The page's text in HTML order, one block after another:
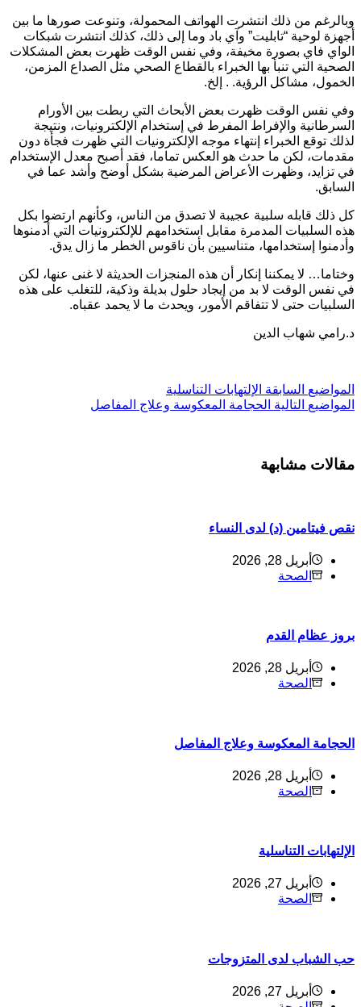
من ذلك انتشرت الهواتف المحمولة، وتنوعت صورها ما بين
لوحية “تابليت” وآي باد وما إلى ذلك، كذلك انتشرت شبكات
فاي بصورة مخيفة، وفي نفس الوقت ظهرت بعض المشكلات
التي تنبأ بها الخبراء بالقطاع الصحي مثل الصداع المزمن،
مشاكل الرؤية. . إلخ.
نفس الوقت ظهرت بعض الأبحاث التي ربطت بين الأورام
والإفراط المفرط في إستخدام الإلكترونيات، ونتيجة
توقع الخبراء إنتهاء موجه الإلكترونيات التي ظهرت فجأة دون
لكن ما حدث هو العكس تماما، فقد أصبح معدل الإستخدام
تزايد، وظهرت الأعراض المرضية بشكل أوضح وأشد عما في
ذلك قابله سلبية عجيبة لا تصدق من الناس، وكأنهم ارتضوا بكل
السلبيات المدمرة مقابل استخدامهم للإلكترونيات التي أدمنوها
إستخدامها، متناسيين بأن ناقوس الخطر ما زال يدق.
لا يمكننا إنكار أن هذه المنجزات الحديثة لا غنى عنها، لكن
نفس الوقت لا بد من إيجاد حلول بديلة وذكية، للتغلب على هذه
حتى لا تتفاقم الأمور، ويحدث ما لا يحمد عقباه.
شهاب الدين
مواضيعالسابقةالإلتهابات التناسلية
مواضيعالتاليةالحجامة المعكوسة وعلاج المفاصل
مشابهة
فيتامين (د) لدى النساء
أبريل 28, 2026
الصحة
عظام القدم
أبريل 28, 2026
الصحة
المعكوسة وعلاج المفاصل
أبريل 28, 2026
الصحة
التناسلية
أبريل 27, 2026
الصحة
الشباب لدى المتزوجات
أبريل 27, 2026